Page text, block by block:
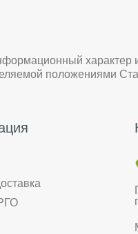
положениями